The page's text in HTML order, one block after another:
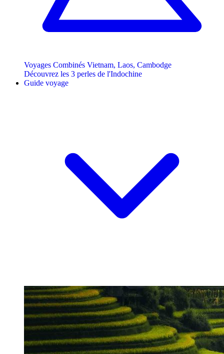
Voyages Combinés Vietnam, Laos, Cambodge
Découvrez les 3 perles de l'Indochine
Guide voyage